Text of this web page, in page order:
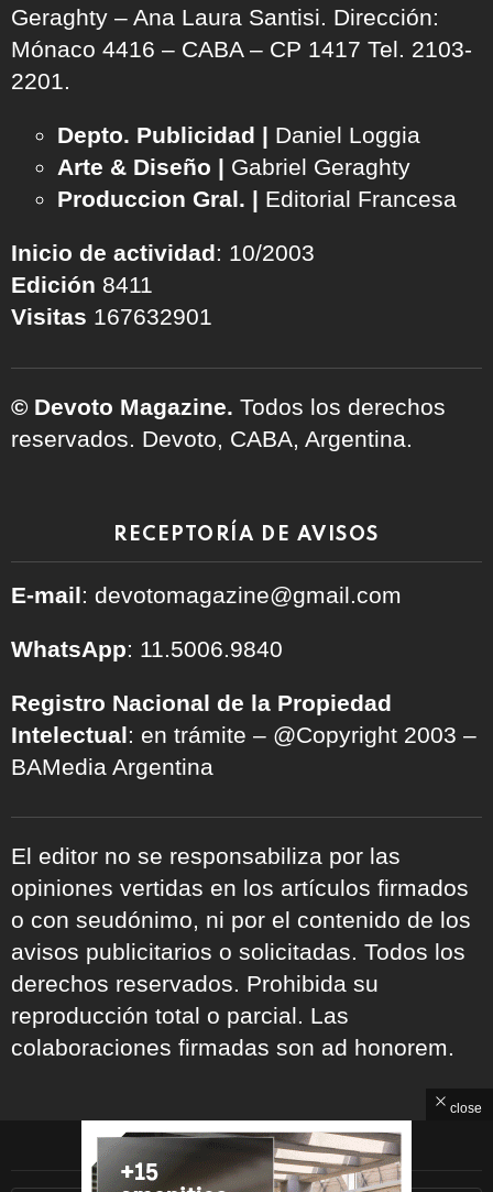
Geraghty – Ana Laura Santisi. Dirección:
Mónaco 4416 – CABA – CP 1417 Tel. 2103-
2201.
Depto. Publicidad | Daniel Loggia
Arte & Diseño | Gabriel Geraghty
Produccion Gral. | Editorial Francesa
Inicio de actividad: 10/2003
Edición 8411
Visitas 167632901
© Devoto Magazine. Todos los derechos
reservados. Devoto, CABA, Argentina.
RECEPTORÍA DE AVISOS
E-mail: devotomagazine@gmail.com
WhatsApp: 11.5006.9840
Registro Nacional de la Propiedad
Intelectual: en trámite – @Copyright 2003 –
BAMedia Argentina
El editor no se responsabiliza por las
opiniones vertidas en los artículos firmados
o con seudónimo, ni por el contenido de los
avisos publicitarios o solicitadas. Todos los
derechos reservados. Prohibida su
reproducción total o parcial. Las
colaboraciones firmadas son ad honorem.
ARCHIVOS
close